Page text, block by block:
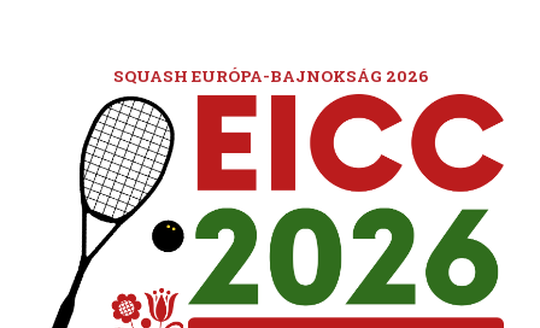
SQUASH EURÓPA-BAJNOKSÁG 2026